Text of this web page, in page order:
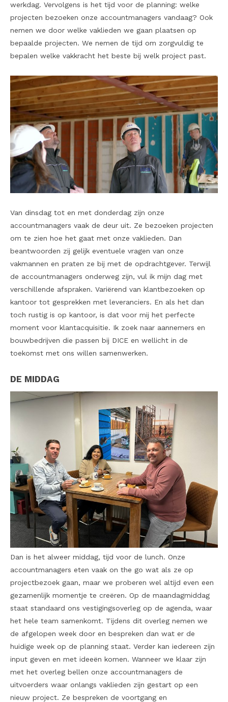
werkdag. Vervolgens is het tijd voor de planning: welke
projecten bezoeken onze accountmanagers vandaag? Ook
nemen we door welke vaklieden we gaan plaatsen op
bepaalde projecten. We nemen de tijd om zorgvuldig te
bepalen welke vakkracht het beste bij welk project past.
Van dinsdag tot en met donderdag zijn onze
accountmanagers vaak de deur uit. Ze bezoeken projecten
om te zien hoe het gaat met onze vaklieden. Dan
beantwoorden zij gelijk eventuele vragen van onze
vakmannen en praten ze bij met de opdrachtgever. Terwijl
de accountmanagers onderweg zijn, vul ik mijn dag met
verschillende afspraken. Variërend van klantbezoeken op
kantoor tot gesprekken met leveranciers. En als het dan
toch rustig is op kantoor, is dat voor mij het perfecte
moment voor klantacquisitie. Ik zoek naar aannemers en
bouwbedrijven die passen bij DICE en wellicht in de
toekomst met ons willen samenwerken.
DE MIDDAG
Dan is het alweer middag, tijd voor de lunch. Onze
accountmanagers eten vaak on the go wat als ze op
projectbezoek gaan, maar we proberen wel altijd even een
gezamenlijk momentje te creëren. Op de maandagmiddag
staat standaard ons vestigingsoverleg op de agenda, waar
het hele team samenkomt. Tijdens dit overleg nemen we
de afgelopen week door en bespreken dan wat er de
huidige week op de planning staat. Verder kan iedereen zijn
input geven en met ideeën komen. Wanneer we klaar zijn
met het overleg bellen onze accountmanagers de
uitvoerders waar onlangs vaklieden zijn gestart op een
nieuw project. Ze bespreken de voortgang en